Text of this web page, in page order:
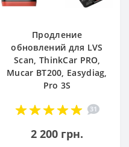
Продление
обновлений для LVS
Scan, ThinkCar PRO,
Mucar BT200, Easydiag,
Pro 3S
31
2 200 грн.